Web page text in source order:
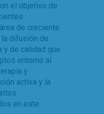
el objetivo de
de creciente
la difusión de
y de calidad que
entorno al
y
activa y la
en este